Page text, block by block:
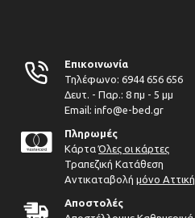
Επικοινωνία
Τηλέφωνο: 6944 656 656
Δευτ. - Παρ.: 8 πμ - 5 μμ
Email: info@e-bed.gr
Πληρωμές
ΚάρταΌλες οι κάρτες
Τραπεζική Κατάθεση
Αντικαταβολή μόνο Αττική
Αποστολές